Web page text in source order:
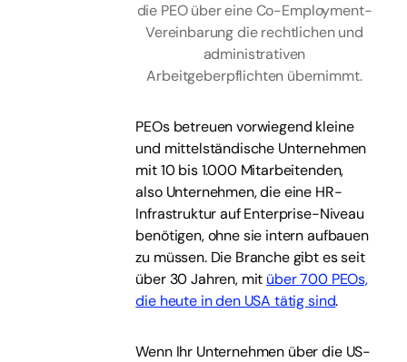
die PEO über eine Co-Employment-
Vereinbarung die rechtlichen und
administrativen
Arbeitgeberpflichten übernimmt.
PEOs betreuen vorwiegend kleine
und mittelständische Unternehmen
mit 10 bis 1.000 Mitarbeitenden,
also Unternehmen, die eine HR-
Infrastruktur auf Enterprise-Niveau
benötigen, ohne sie intern aufbauen
zu müssen. Die Branche gibt es seit
über 30 Jahren, mit über 700 PEOs,
die heute in den USA tätig sind.
Wenn Ihr Unternehmen über die US-